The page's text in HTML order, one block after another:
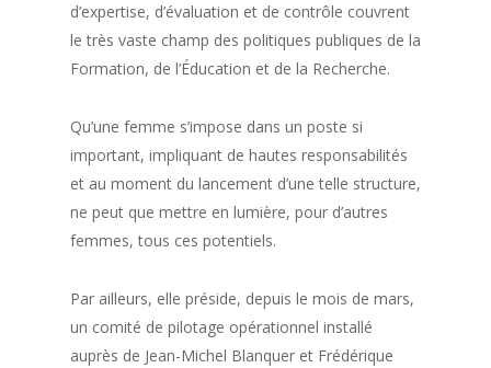
d’expertise, d’évaluation et de contrôle couvrent
le très vaste champ des politiques publiques de la
Formation, de l’Éducation et de la Recherche.
Qu’une femme s’impose dans un poste si
important, impliquant de hautes responsabilités
et au moment du lancement d’une telle structure,
ne peut que mettre en lumière, pour d’autres
femmes, tous ces potentiels.
Par ailleurs, elle préside, depuis le mois de mars,
un comité de pilotage opérationnel installé
auprès de Jean-Michel Blanquer et Frédérique